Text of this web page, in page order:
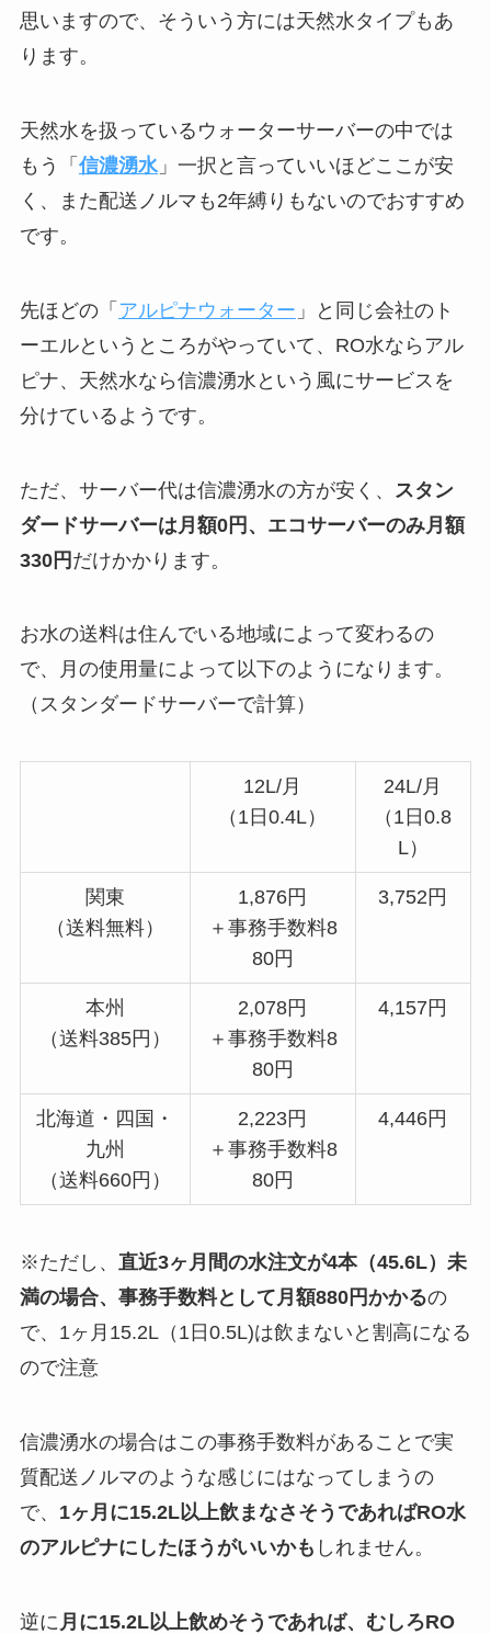
思いますので、そういう方には天然水タイプもあ
ります。
天然水を扱っているウォーターサーバーの中では
もう「 信濃湧水」一択と言っていいほどここが安
く、また配送ノルマも2年縛りもないのでおすすめ
です。
先ほどの「 アルピナウォーター 」と同じ会社のト
ーエルというところがやっていて、RO水ならアル
ピナ、天然水なら信濃湧水という風にサービスを
分けているようです。
ただ、サーバー代は信濃湧水の方が安く、
スタン
ダードサーバーは月額0円、エコサーバーのみ月額
330円 だけかかります。
お水の送料は住んでいる地域によって変わるの
で、月の使用量によって以下のようになります。
（スタンダードサーバーで計算）
12L/月
（1日0.4L）
24L/月
（1日0.8
L）
関東
（送料無料）
1,876円
＋事務手数料8
80円
3,752円
本州
（送料385円）
2,078円
＋事務手数料8
80円
4,157円
北海道・四国・
九州
（送料660円）
2,223円
＋事務手数料8
80円
4,446円
※ただし、 直近3ヶ月間の水注文が4本（45.6L）未
満の場合、事務手数料として月額880円かかるの
で、1ヶ月15.2L（1日0.5L)は飲まないと割高になる
ので注意
信濃湧水の場合はこの事務手数料があることで実
質配送ノルマのような感じにはなってしまうの
で、 1ヶ月に15.2L以上飲まなさそうであればRO水
のアルピナにしたほうがいいかも しれません。
逆に 月に15.2L以上飲めそうであれば、むしろRO